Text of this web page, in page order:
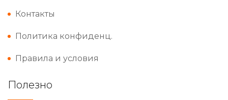
Контакты
Политика конфиденц.
Правила и условия
Полезно